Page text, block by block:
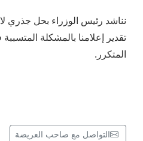
نناشد رئيس الوزراء بحل جذري
تقدير إعلامنا بالمشكلة
المتكرر.
التواصل مع صاحب العريضة